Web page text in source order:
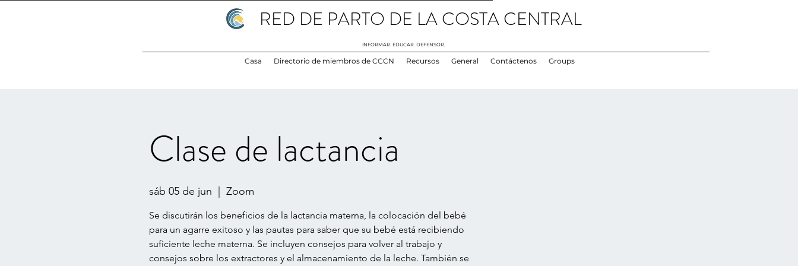
RED DE PARTO DE LA COSTA CENTRAL
INFORMAR. EDUCAR. DEFENSOR.
Casa Directorio de miembros de CCCN Recursos General Contáctenos Groups
Clase de lactancia
sáb 05 de jun Zoom
Se discutirán los beneficios de la lactancia materna, la colocación del bebé
para un agarre exitoso y las pautas para saber que su bebé está recibiendo
suficiente leche materna. Se incluyen consejos para volver al trabajo y
consejos sobre los extractores y el almacenamiento de la leche. También se